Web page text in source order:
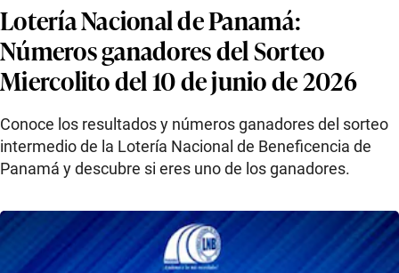
Lotería Nacional de Panamá:
Números ganadores del Sorteo
Miercolito del 10 de junio de 2026
Conoce los resultados y números ganadores del sorteo
intermedio de la Lotería Nacional de Beneficencia de
Panamá y descubre si eres uno de los ganadores.